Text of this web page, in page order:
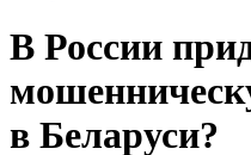
В России
в Беларуси?